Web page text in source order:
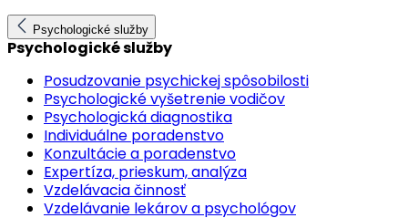
Psychologické služby
Psychologické služby
Posudzovanie psychickej spôsobilosti
Psychologické vyšetrenie vodičov
Psychologická diagnostika
Individuálne poradenstvo
Konzultácie a poradenstvo
Expertíza, prieskum, analýza
Vzdelávacia činnosť
Vzdelávanie lekárov a psychológov